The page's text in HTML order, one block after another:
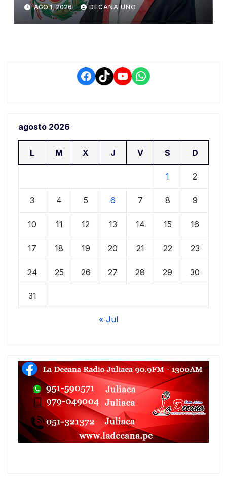
de Ollanta Humala
AGO 1, 2026 DECANA UNO
Facebook
TikTokYouTube
WhatsApp
agosto 2026
L M X J V S D
1 2
3 4 5 6 7 8 9
10 11 12 13 14 15 16
17 18 19 20 21 22 23
24 25 26 27 28 29 30
31
« Jul